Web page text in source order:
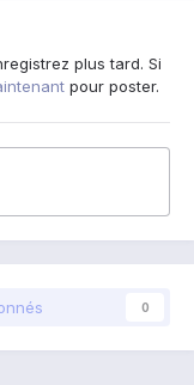
plus tard. Si
pour poster.
0